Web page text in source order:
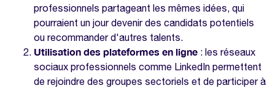
professionnels partageant les mêmes idées, qui
pourraient un jour devenir des candidats potentiels
ou recommander d'autres talents.
Utilisation des plateformes en ligne : les réseaux
sociaux professionnels comme LinkedIn permettent
de rejoindre des groupes sectoriels et de participer à